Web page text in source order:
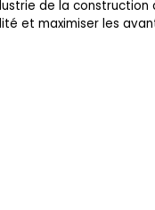
de la
et maximiser les